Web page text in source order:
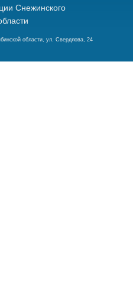
Снежинского
области, ул. Свердлова, 24